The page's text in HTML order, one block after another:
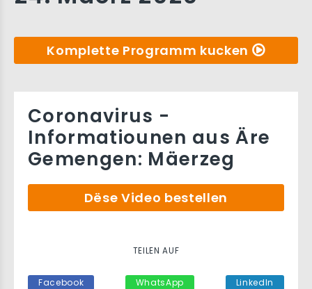
Komplette Programm kucken
Coronavirus -
Informatiounen aus Äre
Gemengen: Mäerzeg
Dëse Video bestellen
TEILEN AUF
Facebook WhatsApp LinkedIn